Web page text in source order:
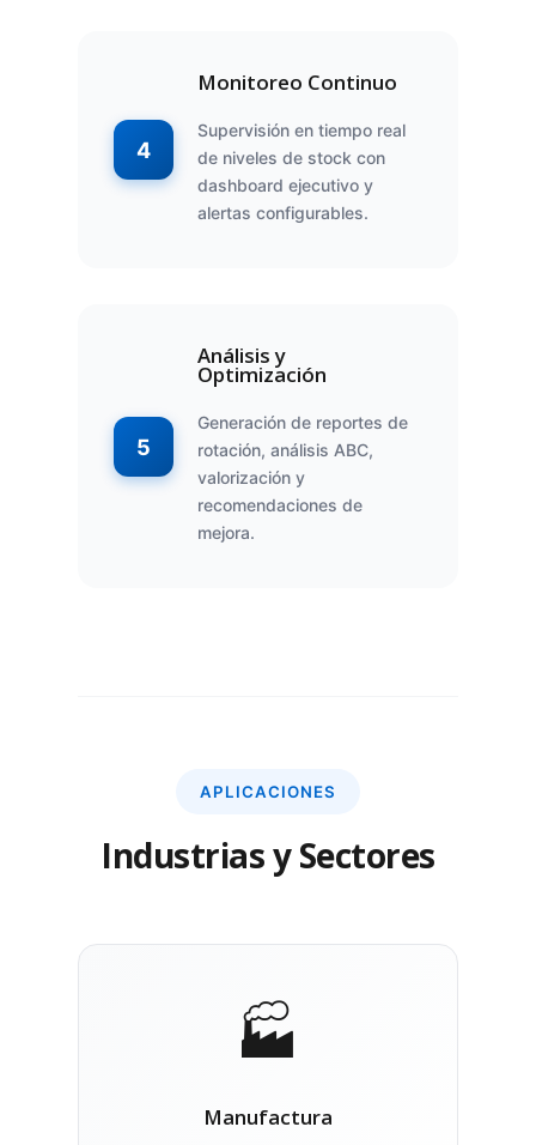
4
Monitoreo Continuo
Supervisión en tiempo real
de niveles de stock con
dashboard ejecutivo y
alertas configurables.
5
Análisis y
Optimización
Generación de reportes de
rotación, análisis ABC,
valorización y
recomendaciones de
mejora.
APLICACIONES
Industrias y Sectores
🏭
Manufactura